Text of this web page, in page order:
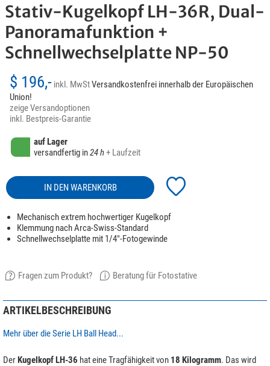
Stativ-Kugelkopf LH-36R, Dual-
Panoramafunktion +
Schnellwechselplatte NP-50
$ 196,- inkl. MwStVersandkostenfrei innerhalb der Europäischen
Union!
zeige Versandoptionen
inkl. Bestpreis-Garantie
auf Lager
versandfertig in24 h+ Laufzeit
IN DEN WARENKORB
Mechanisch extrem hochwertiger Kugelkopf
Klemmung nach Arca-Swiss-Standard
Schnellwechselplatte mit 1/4"-Fotogewinde
Fragen zum Produkt? Beratung für Fotostative
ARTIKELBESCHREIBUNG
Mehr über die Serie LH Ball Head...
DerKugelkopf LH-36 hat eine Tragfähigkeit von 18 Kilogramm. Das wird